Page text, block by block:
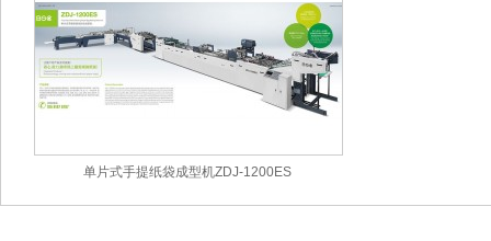
单片式手提纸袋成型机ZDJ-1200ES